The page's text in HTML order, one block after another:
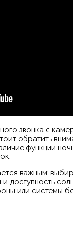
звонка с
обратить
функции
важным:
и доступность
или системы